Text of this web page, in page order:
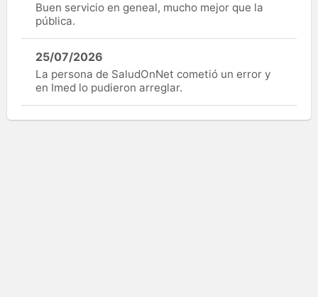
Buen servicio en geneal, mucho mejor que la
pública.
25/07/2026
La persona de SaludOnNet cometió un error y
en Imed lo pudieron arreglar.